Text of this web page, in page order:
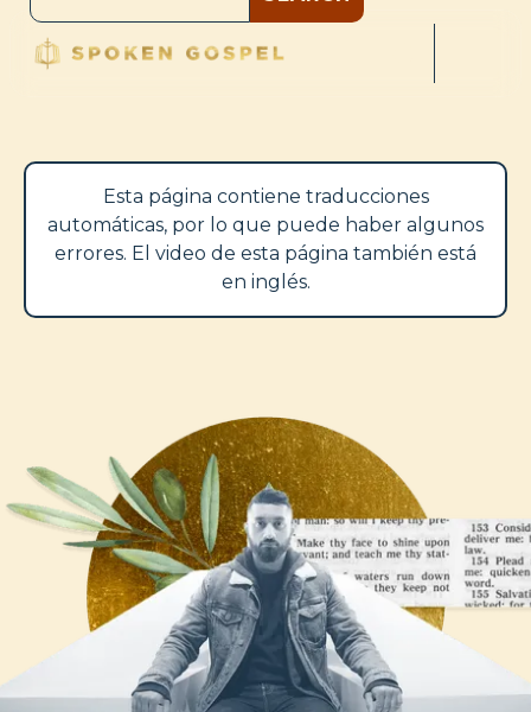
Esta página contiene traducciones
automáticas, por lo que puede haber algunos
errores. El video de esta página también está
en inglés.